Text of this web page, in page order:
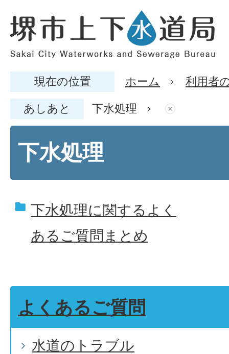
現在の位置 ホーム 利用者
あしあと 下水処理
下水処理
下水処理に関するよく
あるご質問まとめ
よくあるご質問
水道のトラブル